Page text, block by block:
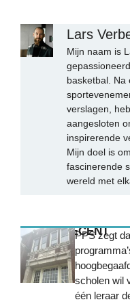
Lars
Mijn naam is
basketbal. Na
verslagen,
aangesloten
inspirerende
Mijn doel is
fascinerende
wereld met
MEEST RECENT
PPS zegt
scholen wil
één leraar